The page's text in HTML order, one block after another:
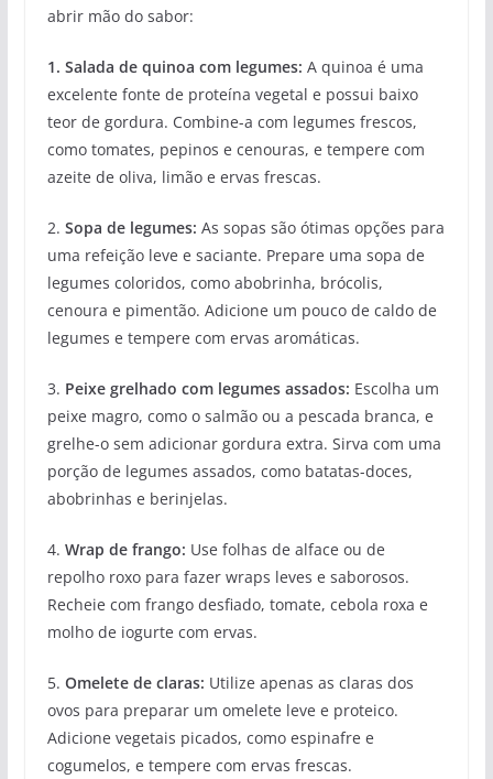
abrir mão do sabor:
1. Salada de quinoa com legumes: A quinoa é uma
excelente fonte de proteína vegetal e possui baixo
teor de gordura. Combine-a com legumes frescos,
como tomates, pepinos e cenouras, e tempere com
azeite de oliva, limão e ervas frescas.
2. Sopa de legumes: As sopas são ótimas opções para
uma refeição leve e saciante. Prepare uma sopa de
legumes coloridos, como abobrinha, brócolis,
cenoura e pimentão. Adicione um pouco de caldo de
legumes e tempere com ervas aromáticas.
3. Peixe grelhado com legumes assados: Escolha um
peixe magro, como o salmão ou a pescada branca, e
grelhe-o sem adicionar gordura extra. Sirva com uma
porção de legumes assados, como batatas-doces,
abobrinhas e berinjelas.
4. Wrap de frango: Use folhas de alface ou de
repolho roxo para fazer wraps leves e saborosos.
Recheie com frango desfiado, tomate, cebola roxa e
molho de iogurte com ervas.
5. Omelete de claras: Utilize apenas as claras dos
ovos para preparar um omelete leve e proteico.
Adicione vegetais picados, como espinafre e
cogumelos, e tempere com ervas frescas.